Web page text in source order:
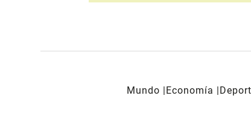
Mundo Economía